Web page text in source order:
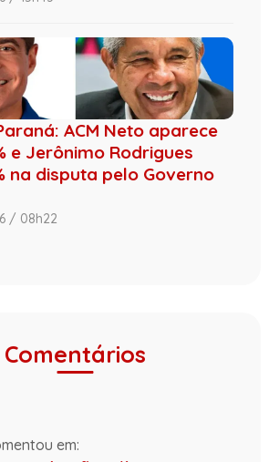
ACM Neto aparece
e Jerônimo Rodrigues
na disputa pelo Governo
/ 08h22
Comentários
em: